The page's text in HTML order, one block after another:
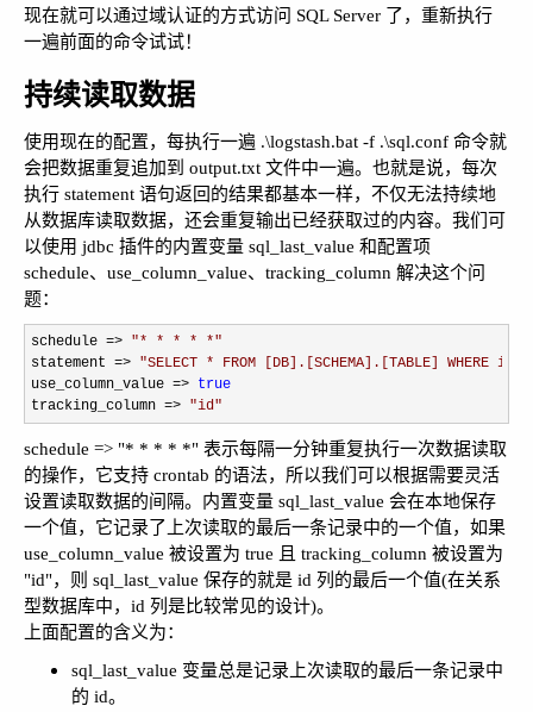
现在就可以通过域认证的方式访问 SQL Server 了，重新执行
一遍前面的命令试试！
持续读取数据
使用现在的配置，每执行一遍 .\logstash.bat -f .\sql.conf 命令就
会把数据重复追加到 output.txt 文件中一遍。也就是说，每次
执行 statement 语句返回的结果都基本一样，不仅无法持续地
从数据库读取数据，还会重复输出已经获取过的内容。我们可
以使用 jdbc 插件的内置变量 sql_last_value 和配置项
schedule、use_column_value、tracking_column 解决这个问
题：
schedule => "* * * * *"
statement => "SELECT * FROM [DB].[SCHEMA].[TABLE] WHERE
use_column_value => true
tracking_column => "id"
schedule => "* * * * *" 表示每隔一分钟重复执行一次数据读取
的操作，它支持 crontab 的语法，所以我们可以根据需要灵活
设置读取数据的间隔。内置变量 sql_last_value 会在本地保存
一个值，它记录了上次读取的最后一条记录中的一个值，如果
use_column_value 被设置为 true 且 tracking_column 被设置为
"id"，则 sql_last_value 保存的就是 id 列的最后一个值(在关系
型数据库中，id 列是比较常见的设计)。
上面配置的含义为：
sql_last_value 变量总是记录上次读取的最后一条记录中
的 id。